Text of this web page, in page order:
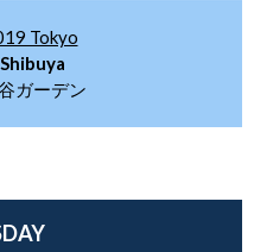
Tokyo
ガーデン